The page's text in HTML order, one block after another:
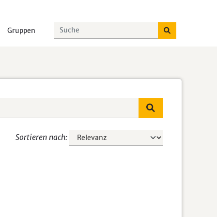
Gruppen
Sortieren nach